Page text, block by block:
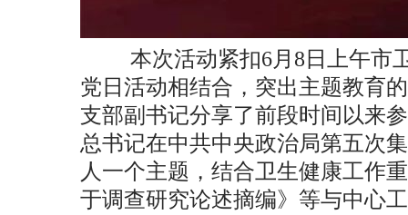
本次活动紧扣6月 8 日上午市
党日活动相结合，突出主题教育
支部副书记分享了前段时间以来
总书记在中共中央政治局第五次
人一个主题，结合卫生健康工作
于调查研究论述摘编》等与中心